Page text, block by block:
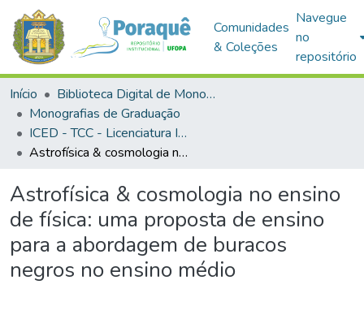
Comunidades
& Coleções
Navegue
no
repositório
Início
Biblioteca Digital de Monografias (BDM)
Monografias de Graduação
ICED - TCC - Licenciatura Integrada em Matemática e Física
Astrofísica & cosmologia no ensino de física: uma proposta de ensino para a abordagem de buracos negros no ensino médio
Astrofísica & cosmologia no ensino
de física: uma proposta de ensino
para a abordagem de buracos
negros no ensino médio